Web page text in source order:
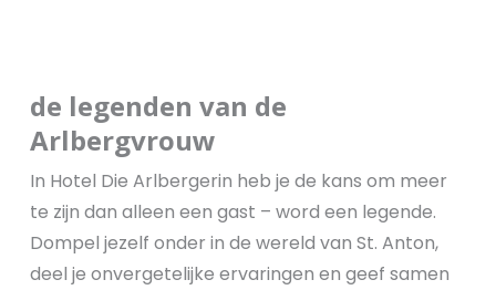
de legenden van de
Arlbergvrouw
In Hotel Die Arlbergerin heb je de kans om meer
te zijn dan alleen een gast – word een legende.
Dompel jezelf onder in de wereld van St. Anton,
deel je onvergetelijke ervaringen en geef samen